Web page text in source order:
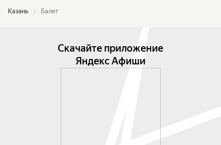
Казань Балет
Скачайте приложение
Яндекс Афиши